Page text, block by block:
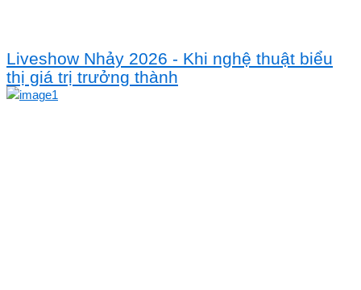
Liveshow Nhảy 2026 - Khi nghệ thuật biểu
thị giá trị trưởng thành